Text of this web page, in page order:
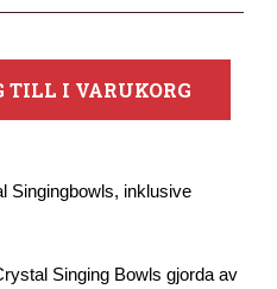
TILL I VARUKORG
Singingbowls, inklusive
Singing Bowls gjorda av